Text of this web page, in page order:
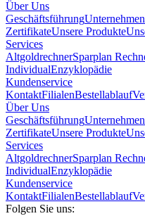
Über Uns
Geschäftsführung
ZertifikateUnsere Produkte
Services
AltgoldrechnerSparplan
IndividualEnzyklopädie
Kundenservice
KontaktFilialenBestellablauf
Über Uns
Geschäftsführung
ZertifikateUnsere Produkte
Services
AltgoldrechnerSparplan
IndividualEnzyklopädie
Kundenservice
KontaktFilialenBestellablauf
Folgen Sie uns: